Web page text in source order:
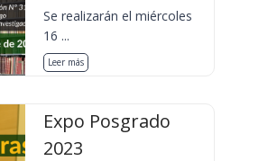
Se realizarán el miércoles
16 ...
Leer más
Expo Posgrado
2023